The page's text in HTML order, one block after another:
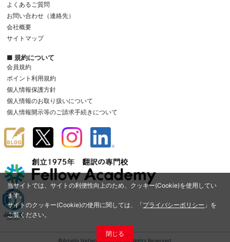
当サイトでは、サイトの利便性向上のため、クッキー(Cookie)を使用してい
ます。
サイトのクッキー(Cookie)の使用に関しては、「プライバシーポリシー 」を
ご覧ください。
閉じる
よくあるご質問
お問い合わせ（連絡先）
会社概要
サイトマップ
■ 規約について
会員規約
ポイント利用規約
個人情報保護方針
個人情報のお取り扱いについて
個人情報開示等のご請求手続きについて
©Amelia Network Co.,Ltd. All Rights Reserved.